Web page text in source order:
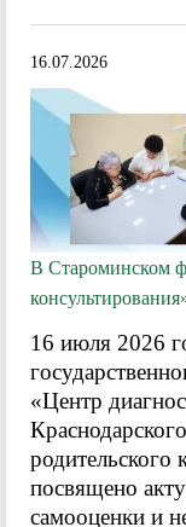
16.07.2026
В Староминском
16 июля 2026
«Центр
посвящено
самооценки и